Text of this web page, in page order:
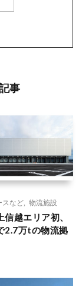
事
スなど
物流施設
信越エリア初、
2.7万tの物流拠